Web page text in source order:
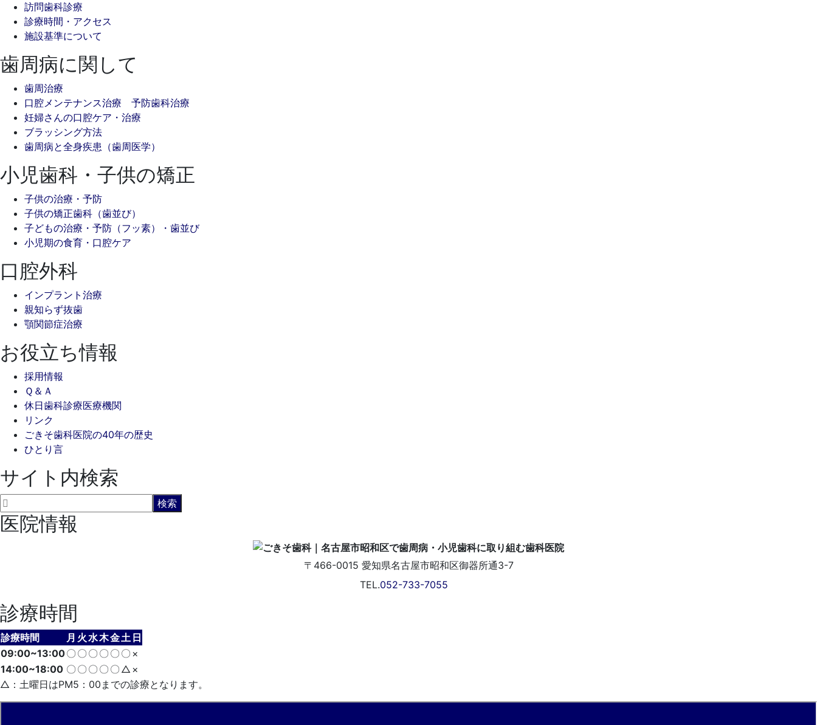
訪問歯科診療
診療時間・アクセス
施設基準について
歯周病に関して
歯周治療
口腔メンテナンス治療 予防歯科治療
妊婦さんの口腔ケア・治療
ブラッシング方法
歯周病と全身疾患（歯周医学）
小児歯科・子供の矯正
子供の治療・予防
子供の矯正歯科（歯並び）
子どもの治療・予防（フッ素）・歯並び
小児期の食育・口腔ケア
口腔外科
インプラント治療
親知らず抜歯
顎関節症治療
お役立ち情報
採用情報
Ｑ＆Ａ
休日歯科診療医療機関
リンク
ごきそ歯科医院の40年の歴史
ひとり言
サイト内検索
医院情報
〒466-0015 愛知県名古屋市昭和区御器所通3-7
TEL.052-733-7055
診療時間
診療時間 月 火水木金土 日
09:00~13:00〇 〇 〇 〇 〇 〇 ×
14:00~18:00 〇 〇 〇 〇 〇 △ ×
△：土曜日はPM5：00までの診療となります。